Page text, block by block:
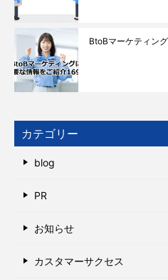
BtoBマーケティン
カテゴリー
blog
PR
お知らせ
カスタマーサクセス